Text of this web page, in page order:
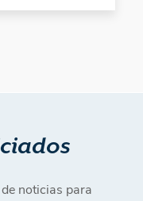
noticias para